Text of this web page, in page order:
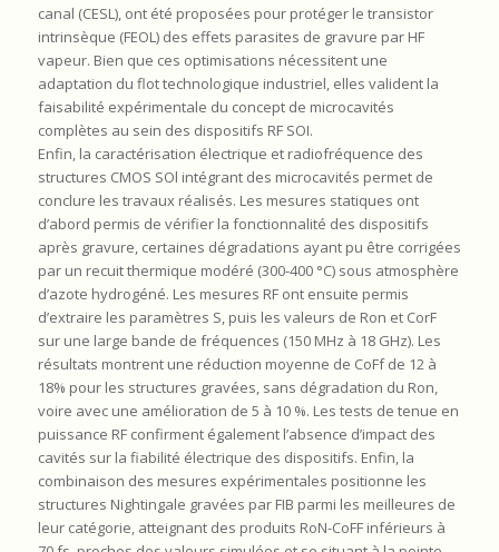
canal (CESL), ont été proposées pour protéger le transistor
intrinsèque (FEOL) des effets parasites de gravure par HF
vapeur. Bien que ces optimisations nécessitent une
adaptation du flot technologique industriel, elles valident la
faisabilité expérimentale du concept de microcavités
complètes au sein des dispositifs RF SOI.
Enfin, la caractérisation électrique et radiofréquence des
structures CMOS SOl intégrant des microcavités permet de
conclure les travaux réalisés. Les mesures statiques ont
d’abord permis de vérifier la fonctionnalité des dispositifs
après gravure, certaines dégradations ayant pu être corrigées
par un recuit thermique modéré (300-400 °C) sous atmosphère
d’azote hydrogéné. Les mesures RF ont ensuite permis
d’extraire les paramètres S, puis les valeurs de Ron et CorF
sur une large bande de fréquences (150 MHz à 18 GHz). Les
résultats montrent une réduction moyenne de CoFf de 12 à
18% pour les structures gravées, sans dégradation du Ron,
voire avec une amélioration de 5 à 10 %. Les tests de tenue en
puissance RF confirment également l’absence d’impact des
cavités sur la fiabilité électrique des dispositifs. Enfin, la
combinaison des mesures expérimentales positionne les
structures Nightingale gravées par FIB parmi les meilleures de
leur catégorie, atteignant des produits RoN-CoFF inférieurs à